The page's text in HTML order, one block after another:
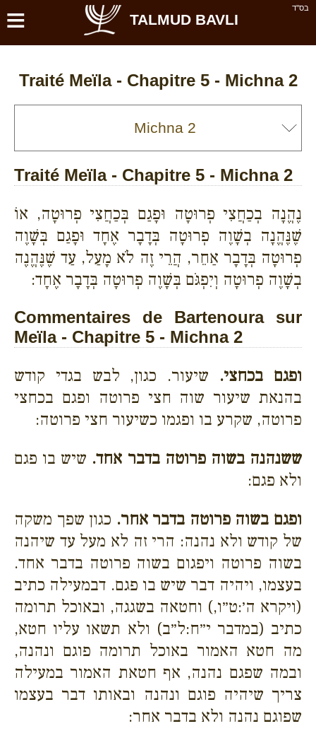
בס''ד ≡ TALMUD BAVLI
Traité Meïla - Chapitre 5 - Michna 2
Traité Meïla - Chapitre 5 - Michna 2
נֶהֱנָה בְכַחֲצִי פְרוּטָה וּפָגַם בְּכַחֲצִי פְרוּטָה, אוֹ
שֶׁנֶּהֱנָה בְשָׁוֶה פְרוּטָה בְּדָבָר אֶחָד וּפָגַם בְּשָׁוֶה
פְרוּטָה בְּדָבָר אַחֵר, הֲרֵי זֶה לֹא מָעַל, עַד שֶׁנֶּהֱנֶה
בְשָׁוֶה פְרוּטָה וְיִפְגֹּם בְּשָׁוֶה פְרוּטָה בְּדָבָר אֶחָד:
Commentaires de Bartenoura sur
Meïla - Chapitre 5 - Michna 2
ופגם בכחצי. שיעור. כגון, לבש בגדי קודש
בהנאת שיעור שוה חצי פרוטה ופגם בכחצי
פרוטה, שקרע בו ופגמו כשיעור חצי פרוטה:
ששנהנה בשוה פרוטה בדבר אחד. שיש בו פגם
ולא פגם:
ופגם בשוה פרוטה בדבר אחר. כגון שפך משקה
של קודש ולא נהנה: הרי זה לא מעל עד שיהנה
בשוה פרוטה ויפגום בשוה פרוטה בדבר אחד.
בעצמו, ויהיה דבר שיש בו פגם. דבמעילה כתיב
(ויקרא ה׳:ט״ו,) וחטאה בשגגה, ובאוכל תרומה
כתיב (במדבר י״ח:ל״ב) ולא תשאו עליו חטא,
מה חטא האמור באוכל תרומה פוגם ונהנה,
ובמה שפגם נהנה, אף חטאת האמור במעילה
צריך שיהיה פוגם ונהנה ובאותו דבר בעצמו
שפוגם נהנה ולא בדבר אחר: